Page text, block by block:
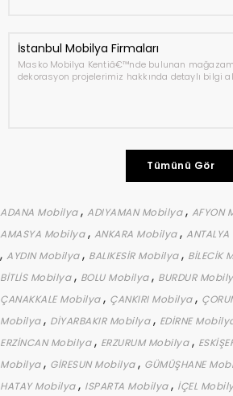
İstanbul Mobilya Firmaları
Masko Mobilya Kentiâ€™nde bulunan
dekorasyon projelerimiz hakkında detaylı bilgi
Tümünü Gör
ADANA Mobilya, ADIYAMAN Mobilya, AFYON
AMASYA Mobilya, ANKARA Mobilya,
, AYDIN Mobilya, BALIKESİR Mobilya, BİLECİK
BİTLİS Mobilya, BOLU Mobilya, BURDUR
ÇANAKKALE Mobilya, ÇANKIRI Mobilya,
Mobilya, DİYARBAKIR Mobilya, EDİRNE
ERZİNCAN Mobilya, ERZURUM Mobilya,
Mobilya, GİRESUN Mobilya, GÜMÜŞHANE
HATAY Mobilya, ISPARTA Mobilya, İÇEL